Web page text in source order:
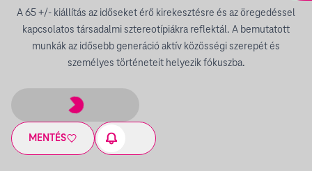
A 65 +/- kiállítás az időseket érő kirekesztésre és az öregedéssel
kapcsolatos társadalmi sztereotípiákra reflektál. A bemutatott
munkák az idősebb generáció aktív közösségi szerepét és
személyes történeteit helyezik fókuszba.
MENTÉS